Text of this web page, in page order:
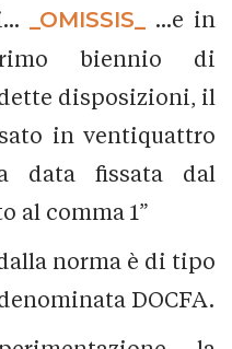
_OMISSIS_
...e in
biennio di
disposizioni, il
in ventiquattro
data fissata dal
al comma 1”
norma è di tipo
DOCFA.